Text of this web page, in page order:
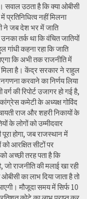
सवाल उठता है कि क्या ओबीसी
प्रतिनिधित्व नहीं मिलना
ने जब देश भर में जाति
तर्क था कि वंचित जातियों
गांधी कहना रहा कि जाति
कि अभी तक राजनीति में
मिला है। केंद्र सरकार ने राहुल
करवाने का निर्णय लिया
की रिपोर्ट उजागर हो गई है,
कमेटी के अध्यक्ष गोविंद
राज और शहरी निकायों के
के लोगों को उम्मीदवार
होगा, जब राजस्थान में
को आरक्षित सीटों पर
अच्छी तरह पता है कि
जो राजनीति की मलाई खा रही
का लाभ दिया जाता है तो
मौजूदा समय में सिर्फ 10